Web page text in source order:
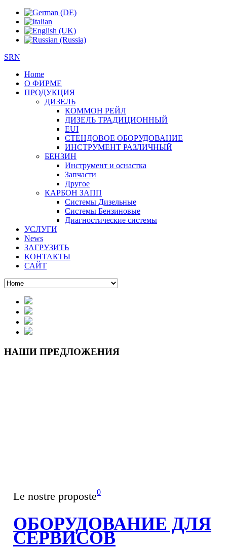
SRN
Home
О ФИРМЕ
ПРОДУКЦИЯ
ДИЗЕЛЬ
КОММОН РЕЙЛ
ДИЗЕЛЬ ТРАДИЦИОННЫЙ
EUI
СТЕНДОВОЕ ОБОРУДОВАНИЕ
ИНСТРУМЕНТ РАЗЛИЧНЫЙ
БЕНЗИН
Инструмент и оснастка
Запчасти
Другое
КАРБОН ЗАПП
Системы Дизельные
Системы Бензиновые
Диагностические системы
УСЛУГИ
News
ЗАГРУЗИТЬ
КОНТАКТЫ
САЙТ
НАШИ ПРЕДЛОЖЕНИЯ
Le nostre proposte0
ОБОРУДОВАНИЕ ДЛЯ
СЕРВИСОВ